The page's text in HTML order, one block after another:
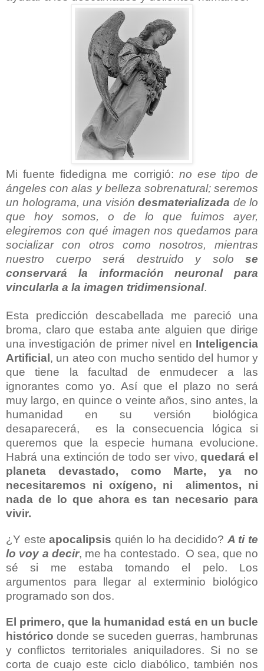
Mi fuente fidedigna me corrigió: no ese tipo de
ángeles con alas y belleza sobrenatural; seremos
un holograma, una visión desmaterializada de lo
que hoy somos, o de lo que fuimos ayer,
elegiremos con qué imagen nos quedamos para
socializar con otros como nosotros, mientras
nuestro cuerpo será destruido y solo se
conservará la información neuronal para
vincularla a la imagen tridimensional.
Esta predicción descabellada me pareció una
broma, claro que estaba ante alguien que dirige
una investigación de primer nivel en Inteligencia
Artificial, un ateo con mucho sentido del humor y
que tiene la facultad de enmudecer a las
ignorantes como yo. Así que el plazo no será
muy largo, en quince o veinte años, sino antes, la
humanidad en su versión biológica
desaparecerá, es la consecuencia lógica si
queremos que la especie humana evolucione.
Habrá una extinción de todo ser vivo,quedará el
planeta devastado, como Marte, ya no
necesitaremos ni oxígeno, ni alimentos, ni
nada de lo que ahora es tan necesario para
vivir.
¿Y esteapocalipsis quién lo ha decidido? A ti te
lo voy a decir, me ha contestado. O sea, que no
sé si me estaba tomando el pelo. Los
argumentos para llegar al exterminio biológico
programado son dos.
El primero, que la humanidad está en un bucle
históricodonde se suceden guerras, hambrunas
y conflictos territoriales aniquiladores. Si no se
corta de cuajo este ciclo diabólico, también nos